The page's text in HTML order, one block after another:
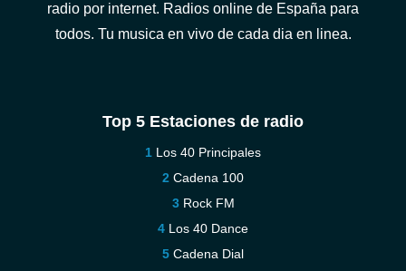
radio por internet. Radios online de España para
todos. Tu musica en vivo de cada dia en linea.
Top 5 Estaciones de radio
Los 40 Principales
Cadena 100
Rock FM
Los 40 Dance
Cadena Dial